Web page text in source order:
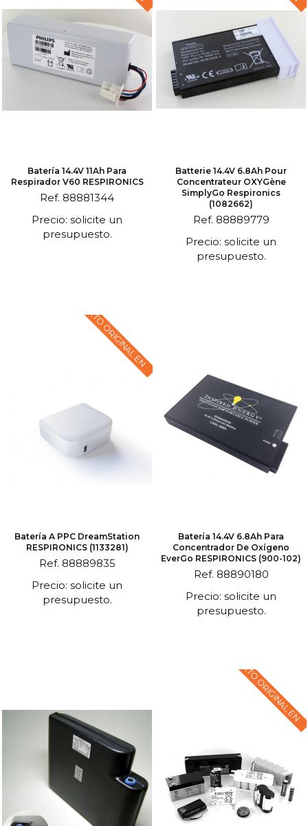
Batería 14.4V 11Ah Para
Respirador V60 RESPIRONICS
Ref. 88881344
Precio: solicite un
presupuesto.
Batterie 14.4V 6.8Ah Pour
Concentrateur OXYGène
SimplyGo Respironics
(1082662)
Ref. 88889779
Precio: solicite un
presupuesto.
TEXTO ORIGINAL EN
Batería A PPC DreamStation
RESPIRONICS (1133281)
Ref. 88889835
Precio: solicite un
presupuesto.
Batería 14.4V 6.8Ah Para
Concentrador De Oxígeno
EverGo RESPIRONICS (900-102)
Ref. 88890180
Precio: solicite un
presupuesto.
TEXTO ORIGINAL EN